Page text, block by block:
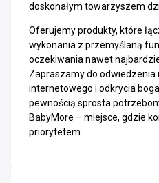
doskonałym towarzyszem
Oferujemy produkty, które
wykonania z przemyślaną
oczekiwania nawet
Zapraszamy do odwiedzenia
internetowego i odkrycia
pewnością sprosta
BabyMore – miejsce, gdzie
priorytetem.